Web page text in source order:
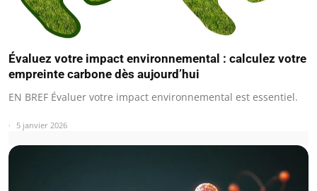
Évaluez votre impact environnemental : calculez votre
empreinte carbone dès aujourd’hui
EN BREF Évaluer votre impact environnemental est essentiel.
5 janvier 2026